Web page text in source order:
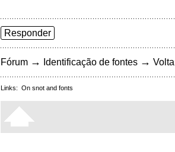
Responder
Fórum → Identificação de fontes →
Links: On snot and fonts